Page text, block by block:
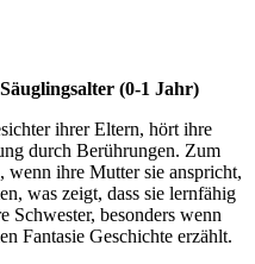
(0-1 Jahr)
ihrer Eltern, hört ihre
durch Berührungen. Zum
ihre Mutter sie anspricht,
was zeigt, dass sie lernfähig
Schwester, besonders wenn
Fantasie Geschichte erzählt.